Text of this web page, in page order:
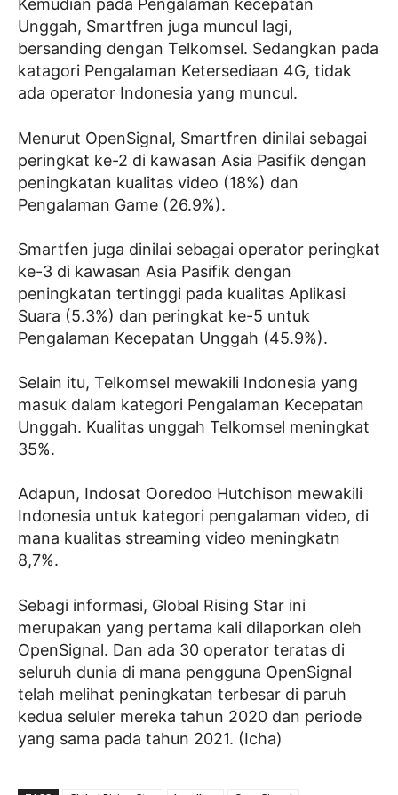
Kemudian pada Pengalaman kecepatan
Unggah, Smartfren juga muncul lagi,
bersanding dengan Telkomsel. Sedangkan pada
katagori Pengalaman Ketersediaan 4G, tidak
ada operator Indonesia yang muncul.
Menurut OpenSignal, Smartfren dinilai sebagai
peringkat ke-2 di kawasan Asia Pasifik dengan
peningkatan kualitas video (18%) dan
Pengalaman Game (26.9%).
Smartfen juga dinilai sebagai operator peringkat
ke-3 di kawasan Asia Pasifik dengan
peningkatan tertinggi pada kualitas Aplikasi
Suara (5.3%) dan peringkat ke-5 untuk
Pengalaman Kecepatan Unggah (45.9%).
Selain itu, Telkomsel mewakili Indonesia yang
masuk dalam kategori Pengalaman Kecepatan
Unggah. Kualitas unggah Telkomsel meningkat
35%.
Adapun, Indosat Ooredoo Hutchison mewakili
Indonesia untuk kategori pengalaman video, di
mana kualitas streaming video meningkatn
8,7%.
Sebagi informasi, Global Rising Star ini
merupakan yang pertama kali dilaporkan oleh
OpenSignal. Dan ada 30 operator teratas di
seluruh dunia di mana pengguna OpenSignal
telah melihat peningkatan terbesar di paruh
kedua seluler mereka tahun 2020 dan periode
yang sama pada tahun 2021. (Icha)